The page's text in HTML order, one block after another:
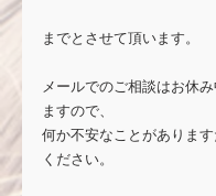
までとさせて頂います。
メールでのご相談はお休
ますので、
何か不安なことがありま
ください。